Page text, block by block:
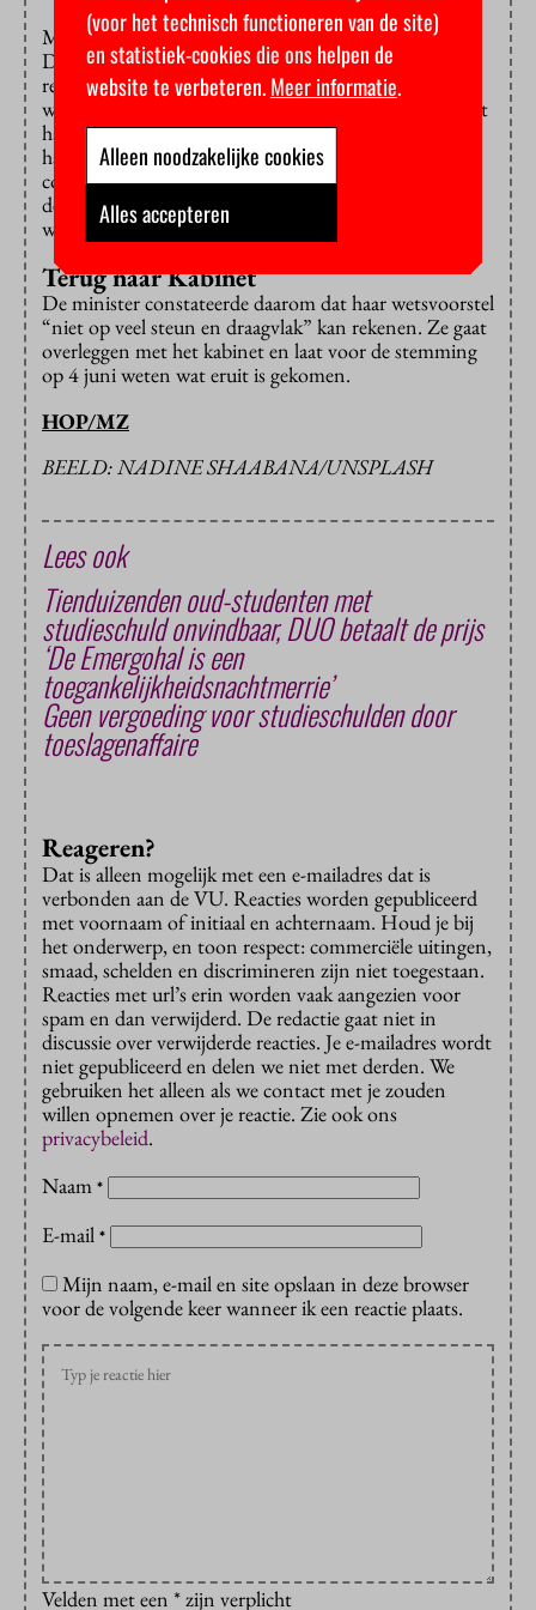
Maandag werd al duidelijk dat ex-VVD-senator
Duthler en D66’er Rinnooy Kan kritisch zijn over de
renteverhoging. Met hun steun valt of staat de
wetswijziging. Minister Van Engelshoven lijkt hen met
haar argumenten niet te hebben overtuigd. “Wij
hadden serieuze zorgen, ik kan niet zeggen dat die
compleet zijn verdwenen”, aldus Rinnooy Kan. Ook
de “onzekerheden en twijfels” van Duthler zijn niet
weggenomen.
Terug naar Kabinet
De minister constateerde daarom dat haar wetsvoorstel
“niet op veel steun en draagvlak” kan rekenen. Ze gaat
overleggen met het kabinet en laat voor de stemming
op 4 juni weten wat eruit is gekomen.
HOP/MZ
BEELD: NADINE SHAABANA/UNSPLASH
Lees ook
Tienduizenden oud-studenten met
studieschuld onvindbaar, DUO betaalt de prijs
‘De Emergohal is een
toegankelijkheidsnachtmerrie’
Geen vergoeding voor studieschulden door
toeslagenaffaire
Reageren?
Dat is alleen mogelijk met een e-mailadres dat is
verbonden aan de VU. Reacties worden gepubliceerd
met voornaam of initiaal en achternaam. Houd je bij
het onderwerp, en toon respect: commerciële uitingen,
smaad, schelden en discrimineren zijn niet toegestaan.
Reacties met url’s erin worden vaak aangezien voor
spam en dan verwijderd. De redactie gaat niet in
discussie over verwijderde reacties. Je e-mailadres wordt
niet gepubliceerd en delen we niet met derden. We
gebruiken het alleen als we contact met je zouden
willen opnemen over je reactie. Zie ook ons
privacybeleid.
Naam *
E-mail *
Mijn naam, e-mail en site opslaan in deze browser
voor de volgende keer wanneer ik een reactie plaats.
Velden met een * zijn verplicht
(voor het technisch functioneren van de site)
en statistiek-cookies die ons helpen de
website te verbeteren.Meer informatie.
Alleen noodzakelijke cookies
Alles accepteren